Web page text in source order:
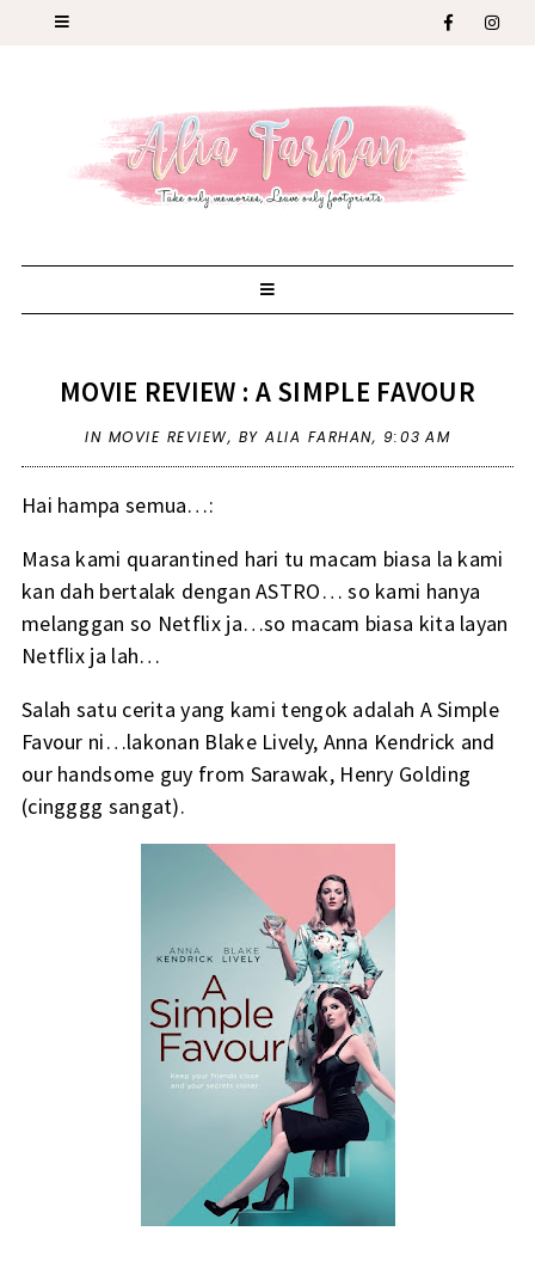
MOVIE REVIEW : A SIMPLE FAVOUR
IN MOVIE REVIEW, BY ALIA FARHAN, 9:03 AM
Hai hampa semua…:
Masa kami quarantined hari tu macam biasa la kami
kan dah bertalak dengan ASTRO… so kami hanya
melanggan so Netflix ja…so macam biasa kita layan
Netflix ja lah…
Salah satu cerita yang kami tengok adalah A Simple
Favour ni…lakonan Blake Lively, Anna Kendrick and
our handsome guy from Sarawak, Henry Golding
(cingggg sangat).